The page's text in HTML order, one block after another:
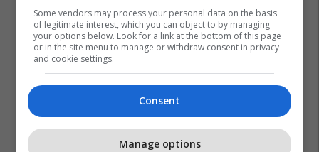
Zgjedhjet 2026
Kreshnik Radoniqi
Zgjedhjet E Jashtëzakonshme
Kqz
Some vendors may process your personal data on the basis
of legitimate interest, which you can object to by managing
your options below. Look for a link at the bottom of this page
or in the site menu to manage or withdraw consent in privacy
and cookie settings.
Consent
Manage options